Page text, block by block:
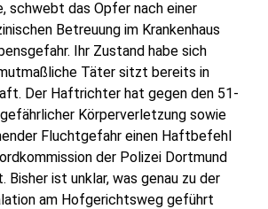
schwebt das Opfer nach einer
Betreuung im Krankenhaus
Ihr Zustand habe sich
Täter sitzt bereits in
Der Haftrichter hat gegen den 51-
Körperverletzung sowie
Fluchtgefahr einen Haftbefehl
der Polizei Dortmund
ist unklar, was genau zu der
am Hofgerichtsweg geführt